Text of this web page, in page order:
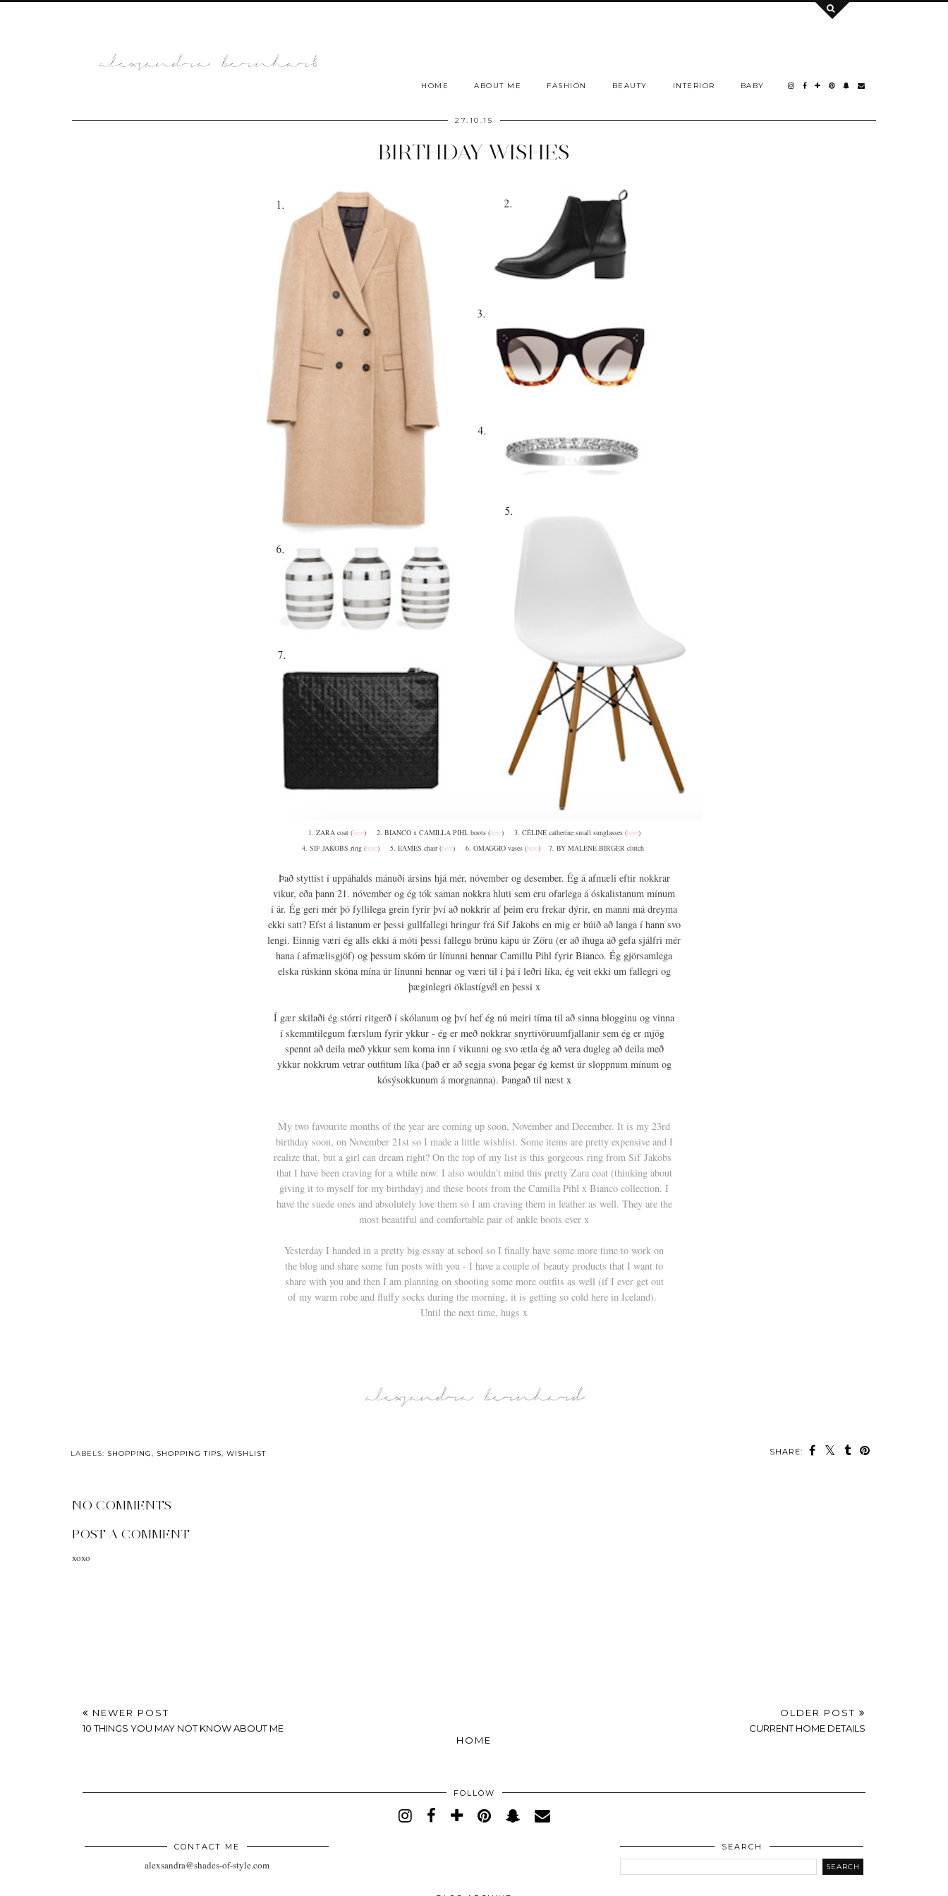
HOME ABOUT ME FASHION BEAUTY INTERIOR BABY
27.10.15
BIRTHDAY WISHES
1. ZARA coat (here) 2. BIANCO x CAMILLA PIHL boots (here) 3. CÉLINE catherine small sunglasses (here)
4. SIF JAKOBS ring (here) 5. EAMES chair (here) 6. OMAGGIO vases (here) 7. BY MALENE BIRGER clutch
Það styttist í uppáhalds mánuði ársins hjá mér, nóvember og desember. Ég á afmæli eftir nokkrar
vikur, eða þann 21. nóvember og ég tók saman nokkra hluti sem eru ofarlega á óskalistanum mínum
í ár. Ég geri mér þó fyllilega grein fyrir því að nokkrir af þeim eru frekar dýrir, en manni má dreyma
ekki satt? Efst á listanum er þessi gullfallegi hringur frá Sif Jakobs en mig er búið að langa í hann svo
lengi. Einnig væri ég alls ekki á móti þessi fallegu brúnu kápu úr Zöru (er að íhuga að gefa sjálfri mér
hana í afmælisgjöf) og þessum skóm úr línunni hennar Camillu Pihl fyrir Bianco. Ég gjörsamlega
elska rúskinn skóna mína úr línunni hennar og væri til í þá í leðri líka, ég veit ekki um fallegri og
þæginlegri öklastígvél en þessi x
Í gær skilaði ég stórri ritgerð í skólanum og því hef ég nú meiri tíma til að sinna blogginu og vinna
í skemmtilegum færslum fyrir ykkur - ég er með nokkrar snyrtivöruumfjallanir sem ég er mjög
spennt að deila með ykkur sem koma inn í vikunni og svo ætla ég að vera dugleg að deila með
ykkur nokkrum vetrar outfitum líka (það er að segja svona þegar ég kemst úr sloppnum mínum og
kósýsokkunum á morgnanna). Þangað til næst x
My two favourite months of the year are coming up soon, November and December. It is my 23rd
birthday soon, on November 21st so I made a little wishlist. Some items are pretty expensive and I
realize that, but a girl can dream right? On the top of my list is this gorgeous ring from Sif Jakobs
that I have been craving for a while now. I also wouldn't mind this pretty Zara coat (thinking about
giving it to myself for my birthday) and these boots from the Camilla Pihl x Bianco collection. I
have the suede ones and absolutely love them so I am craving them in leather as well. They are the
most beautiful and comfortable pair of ankle boots ever x
Yesterday I handed in a pretty big essay at school so I finally have some more time to work on
the blog and share some fun posts with you - I have a couple of beauty products that I want to
share with you and then I am planning on shooting some more outfits as well (if I ever get out
of my warm robe and fluffy socks during the morning, it is getting so cold here in Iceland).
Until the next time, hugs x
SHARE:
LABELS: SHOPPING, SHOPPING TIPS, WISHLIST
NO COMMENTS
POST A COMMENT
xoxo
NEWER POST
10 THINGS YOU MAY NOT KNOW ABOUT ME
OLDER POST
CURRENT HOME DETAILS
HOME
FOLLOW
CONTACT ME
alexsandra@shades-of-style.com
SEARCH